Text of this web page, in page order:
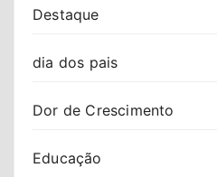
Destaque
dia dos pais
Dor de Crescimento
Educação